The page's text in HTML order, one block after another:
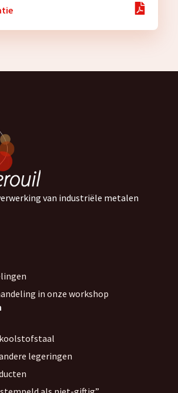
van industriële metalen
in onze workshop
legeringen